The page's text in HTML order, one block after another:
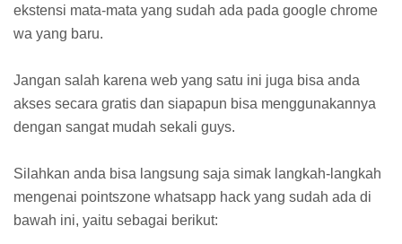
ekstensi mata-mata yang sudah ada pada google chrome
wa yang baru.
Jangan salah karena web yang satu ini juga bisa anda
akses secara gratis dan siapapun bisa menggunakannya
dengan sangat mudah sekali guys.
Silahkan anda bisa langsung saja simak langkah-langkah
mengenai pointszone whatsapp hack yang sudah ada di
bawah ini, yaitu sebagai berikut: